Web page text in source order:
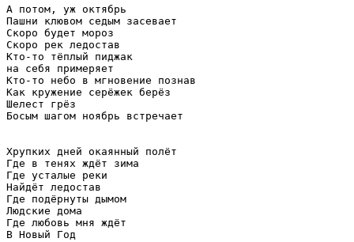
А потом, уж октябрь
Пашни клювом седым засевает
Скоро будет мороз
Скоро рек ледостав
Кто-то тёплый пиджак
на себя примеряет
Кто-то небо в мгновение познав
Как кружение серёжек берёз
Шелест грёз
Босым шагом ноябрь встречает
Хрупких дней окаянный полёт
Где в тенях ждёт зима
Где усталые реки
Найдёт ледостав
Где подёрнуты дымом
Людские дома
Где любовь мня ждёт
В Новый Год